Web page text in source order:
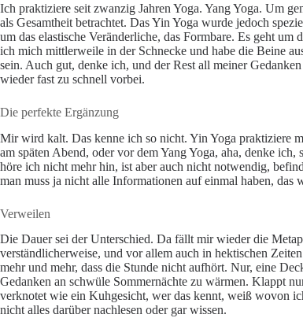
Ich praktiziere seit zwanzig Jahren Yoga. Yang Yoga. Um
als Gesamtheit betrachtet. Das Yin Yoga wurde jedoch
um das elastische Veränderliche, das Formbare. Es geht
ich mich mittlerweile in der Schnecke und habe die Beine
sein. Auch gut, denke ich, und der Rest all meiner
wieder fast zu schnell vorbei.
Die perfekte Ergänzung
Mir wird kalt. Das kenne ich so nicht. Yin Yoga praktiziere
am späten Abend, oder vor dem Yang Yoga, aha, denke
höre ich nicht mehr hin, ist aber auch nicht notwendig,
man muss ja nicht alle Informationen auf einmal haben,
Verweilen
Die Dauer sei der Unterschied. Da fällt mir wieder die
verständlicherweise, und vor allem auch in hektischen
mehr und mehr, dass die Stunde nicht aufhört. Nur, eine
Gedanken an schwüle Sommernächte zu wärmen. Klappt
verknotet wie ein Kuhgesicht, wer das kennt, weiß wovon
nicht alles darüber nachlesen oder gar wissen.